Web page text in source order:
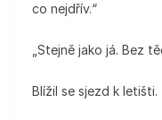
co nejdřív.“
„Stejně jako já. Bez
Blížil se sjezd k letišti.